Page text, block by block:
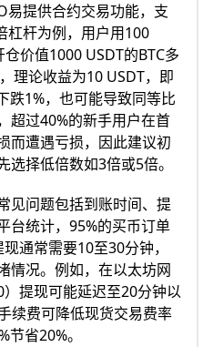
易提供合约交易功能，支
杠杆为例，用户用100
价值1000 USDT的BTC多
理论收益为10 USDT，即
跌1%，也可能导致同等比
超过40%的新手用户在首
而遭遇亏损，因此建议初
择低倍数如3倍或5倍。
见问题包括到账时间、提
台统计，95%的买币订单
通常需要10至30分钟，
情况。例如，在以太坊网
提现可能延迟至20分钟以
续费可降低现货交易费率
省20%。